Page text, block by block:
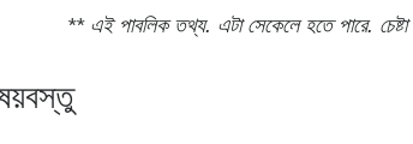
** এই পাবলিক তথ্য. এটা সেকেলে হতে পারে. চেষ্টা